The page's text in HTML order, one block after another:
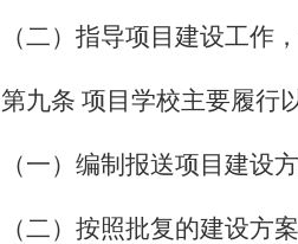
（二）指导项目建设工作
第九条 项目学校主要履行
（一）编制报送项目建设
（二）按照批复的建设方